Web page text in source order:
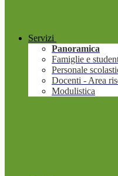
Servizi
Panoramica
Famiglie e
Personale
Docenti - Area
Modulistica